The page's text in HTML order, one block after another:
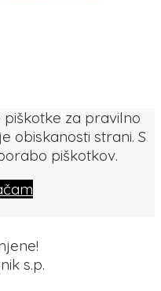
za pravilno
obiskanosti strani. S
piškotkov.
s.p.